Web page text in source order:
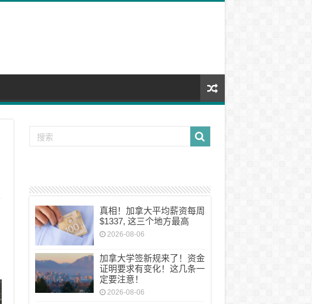
真相！加拿大平均薪资每周
$1337, 这三个地方最高
2026-08-06
加拿大学签新规来了！资金
证明要求有变化！这几条一
定要注意！
2026-08-06